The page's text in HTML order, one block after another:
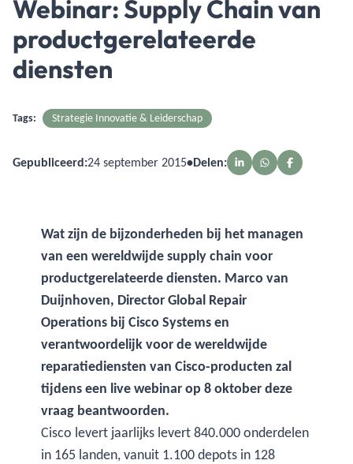
Webinar: Supply Chain van
productgerelateerde
diensten
Tags: Strategie Innovatie & Leiderschap
Gepubliceerd:24 september 2015•Delen:
Wat zijn de bijzonderheden bij het managen
van een wereldwijde supply chain voor
productgerelateerde diensten. Marco van
Duijnhoven, Director Global Repair
Operations bij Cisco Systems en
verantwoordelijk voor de wereldwijde
reparatiediensten van Cisco-producten zal
tijdens een live webinar op 8 oktober deze
vraag beantwoorden.
Cisco levert jaarlijks levert 840.000 onderdelen
in 165 landen, vanuit 1.100 depots in 128